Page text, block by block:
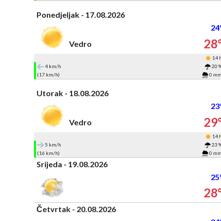
Ponedjeljak - 17.08.2026
Vedro
14 h
4 km/h
20
(17 km/h)
0 mm
Utorak - 18.08.2026
Vedro
14 h
5 km/h
23
(16 km/h)
0 mm
Srijeda - 19.08.2026
Četvrtak - 20.08.2026